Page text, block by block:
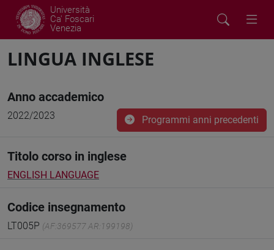
Università
Ca' Foscari
Venezia
LINGUA INGLESE
Anno accademico
2022/2023 Programmi anni precedenti
Titolo corso in inglese
ENGLISH LANGUAGE
Codice insegnamento
LT005P (AF:369577 AR:199198)